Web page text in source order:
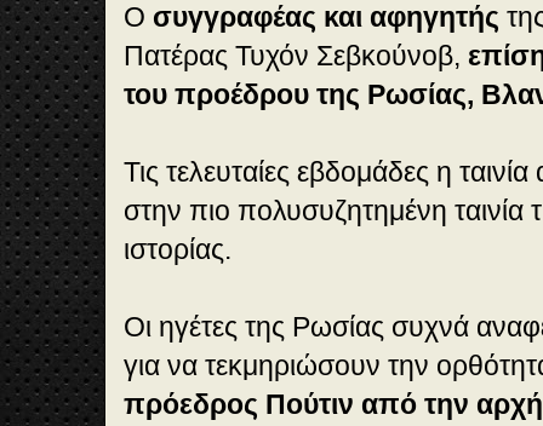
Ο συγγραφέας και αφηγητής
Πατέρας Τυχόν Σεβκούνοβ,
του προέδρου της Ρωσίας,
Τις τελευταίες εβδομάδες η ταινία
στην πιο πολυσυζητημένη
ιστορίας.
Οι ηγέτες της Ρωσίας συχνά
για να τεκμηριώσουν την
πρόεδρος Πούτιν από την